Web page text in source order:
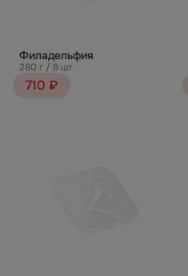
Филадельфия
280 г / 8 шт
710 ₽